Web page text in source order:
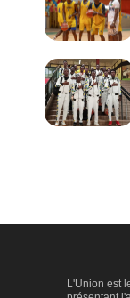
L'Union est